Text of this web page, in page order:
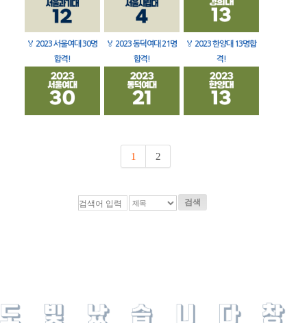
🏅 2023 서울여대 30명
합격!
🏅 2023 동덕여대 21명
합격!
🏅 2023 한양대 13명합
격!
1 2
검색